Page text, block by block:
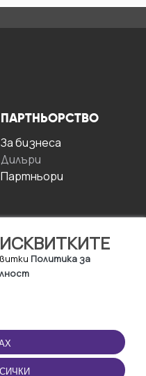
Политика за
ПАРТНЬОРСТВО
За бизнесa
Дилъри
Партньори
ПРИЛОЖЕНИЕТО